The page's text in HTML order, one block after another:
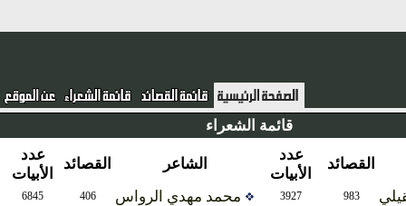
قائمة الشعراء
القصائد
عدد
الأبيات
الشاعر القصائد
عدد
الأبيات
983
3927 محمد مهدي الرواس 406
6845